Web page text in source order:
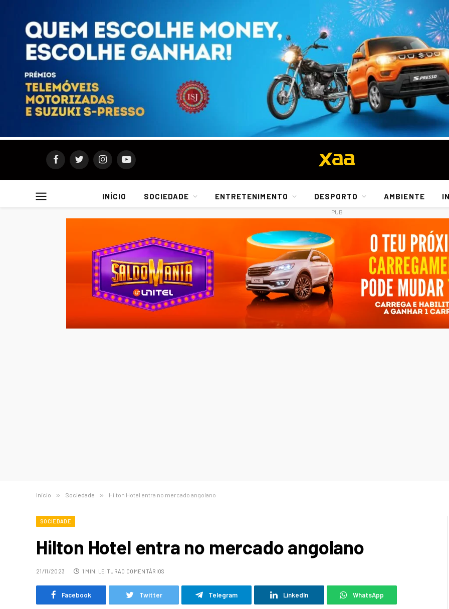
FacebookTwitterInstagramYouTube
INÍCIO SOCIEDADE ENTRETENIMENTO DESPORTO AMBIENTE
PUB
Início » Sociedade » Hilton Hotel entra no mercado angolano
SOCIEDADE
Hilton Hotel entra no mercado angolano
21/11/2023 1 MIN. LEITURA0 COMENTÁRIOS
Facebook Twitter Telegram LinkedIn WhatsApp